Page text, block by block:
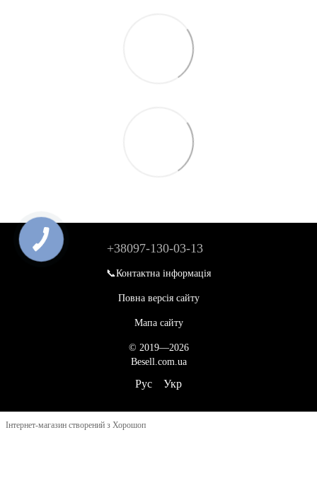
+38097-130-03-13
📞Контактна інформація
Повна версія сайту
Мапа сайту
© 2019—2026
Besell.com.ua
Рус Укр
Інтернет-магазин створений з Хорошоп